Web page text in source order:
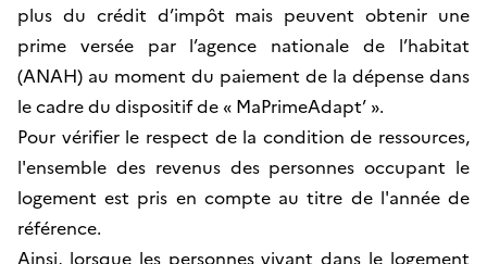
plus du crédit d’impôt mais peuvent obtenir une
prime versée par l’agence nationale de l’habitat
(ANAH) au moment du paiement de la dépense dans
le cadre du dispositif de « MaPrimeAdapt’ ».
Pour vérifier le respect de la condition de ressources,
l'ensemble des revenus des personnes occupant le
logement est pris en compte au titre de l'année de
référence.
Ainsi, lorsque les personnes vivant dans le logement